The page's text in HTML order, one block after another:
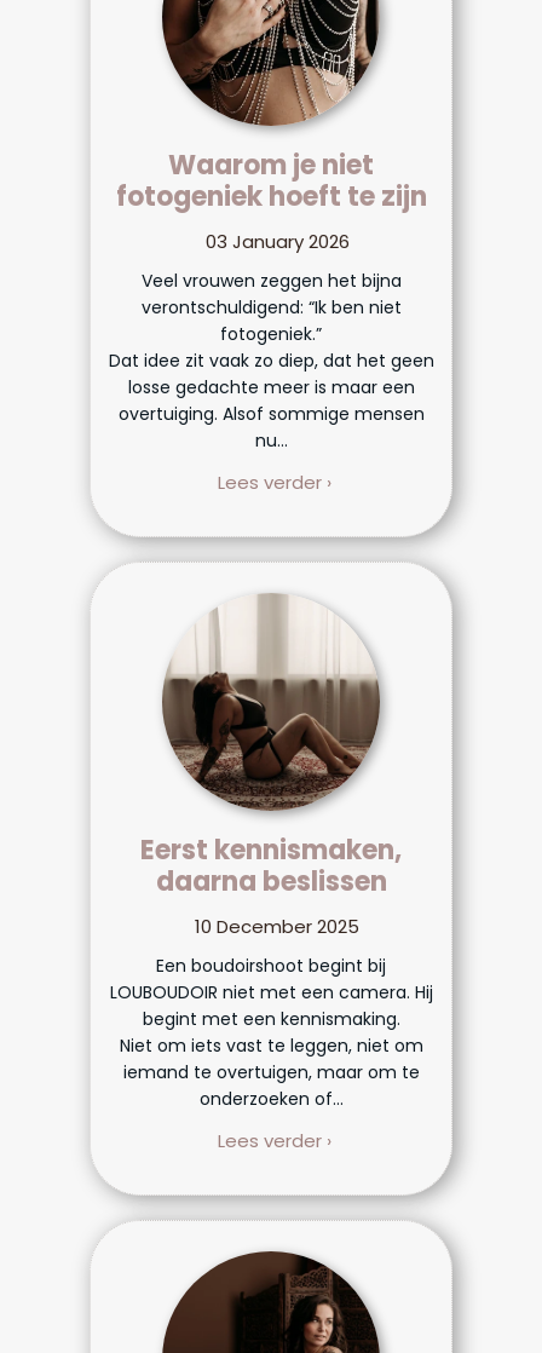
Waarom je niet
fotogeniek hoeft te zijn
03 January 2026
Veel vrouwen zeggen het bijna
verontschuldigend: “Ik ben niet
fotogeniek.”
Dat idee zit vaak zo diep, dat het geen
losse gedachte meer is maar een
overtuiging. Alsof sommige mensen
nu...
Lees verder ›
Eerst kennismaken,
daarna beslissen
10 December 2025
Een boudoirshoot begint bij
LOUBOUDOIR niet met een camera. Hij
begint met een kennismaking.
Niet om iets vast te leggen, niet om
iemand te overtuigen, maar om te
onderzoeken of...
Lees verder ›